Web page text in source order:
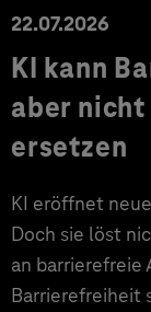
22.07.2026
KI kann
aber
ersetzen
KI eröffnet
Doch sie löst
an barrierefreie
Barrierefreiheit